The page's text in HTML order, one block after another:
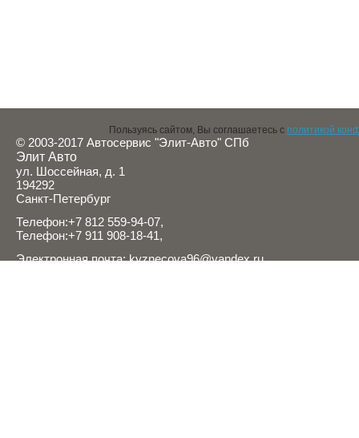
Пользуясь сайтом, Вы соглашаетесь с политикой
© 2003-2017 Автосервис "Элит-Авто" СПб
Элит Авто
ул. Шоссейная, д. 1
194292
Санкт-Петербург
Телефон:+7 812 559-94-07,
Телефон:+7 911 908-18-41,
Электронная почта:kyznecova96@yandex.ru